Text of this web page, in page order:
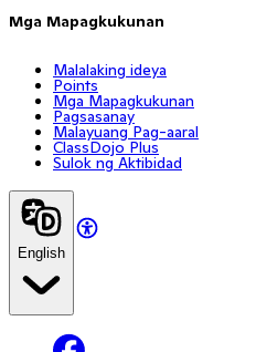
Mga Mapagkukunan
Malalaking ideya
Points
Mga Mapagkukunan
Pagsasanay
Malayuang Pag-aaral
ClassDojo Plus
Sulok ng Aktibidad
English
Facebook